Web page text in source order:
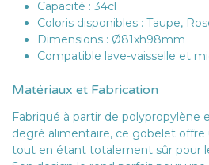
Capacité : 34cl
Coloris disponibles : Taupe,
Dimensions : Ø81xh98mm
Compatible lave-vaisselle et
Matériaux et Fabrication
Fabriqué à partir de polypropylène
degré alimentaire, ce gobelet offre
tout en étant totalement sûr pour